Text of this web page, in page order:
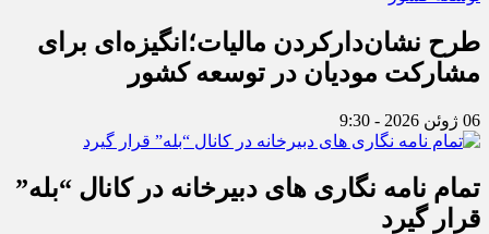
طرح نشان‌دارکردن مالیات؛انگیزه‌ای برای
مشارکت مودیان در توسعه کشور
06 ژوئن 2026 - 9:30
تمام نامه نگاری های دبیرخانه در کانال “بله”
قرار گیرد